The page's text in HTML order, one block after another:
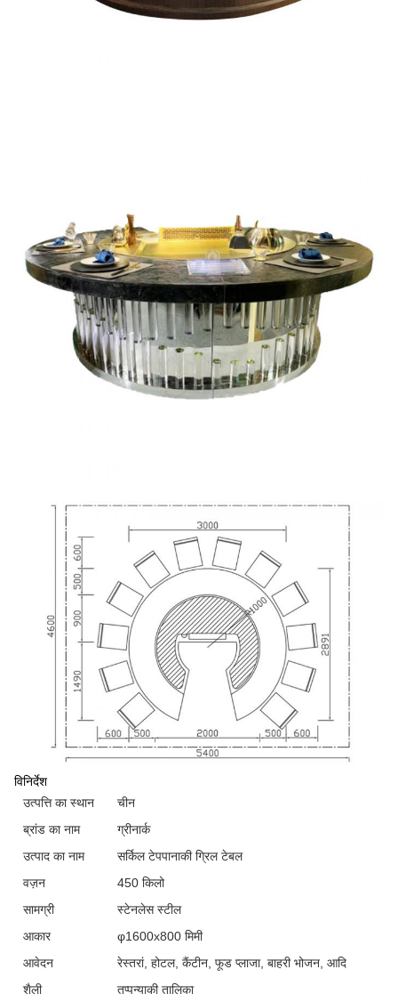
विनिर्देश
उत्पत्ति का स्थान
चीन
ब्रांड का नाम
ग्रीनार्क
उत्पाद का नाम
सर्किल टेपपानाकी ग्रिल टेबल
वज़न
450 किलो
सामग्री
स्टेनलेस स्टील
आकार
φ1600x800 मिमी
आवेदन
रेस्तरां, होटल, कैंटीन, फूड प्लाजा, बाहरी भोजन, आदि
शैली
तप्पन्याकी तालिका